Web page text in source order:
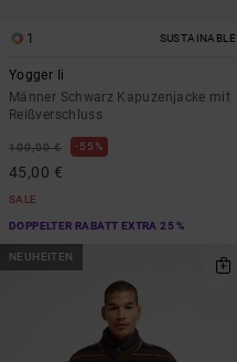
1 SUSTAINABLE
Yogger Ii
Männer Schwarz Kapuzenjacke mit
Reißverschluss
100,00 € 55%
45,00 €
SALE
DOPPELTER RABATT EXTRA 25 %
NEUHEITEN